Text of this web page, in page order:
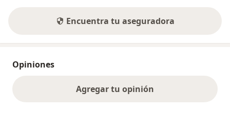
Encuentra tu aseguradora
Opiniones
Agregar tu opinión